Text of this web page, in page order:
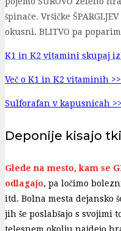
špinače. Vršičke
okusni. BLITVO pa
K1 in K2 vitamini skupaj
Več o K1 in K2 vitaminih >>
Sulforafan v kapusnicah >>
Deponije kisajo
Glede na mesto, kam se
odlagajo, pa ločimo
itd. Bolna mesta dejansko
jih še poslabšajo s svojimi
telesnem okolju najdejo